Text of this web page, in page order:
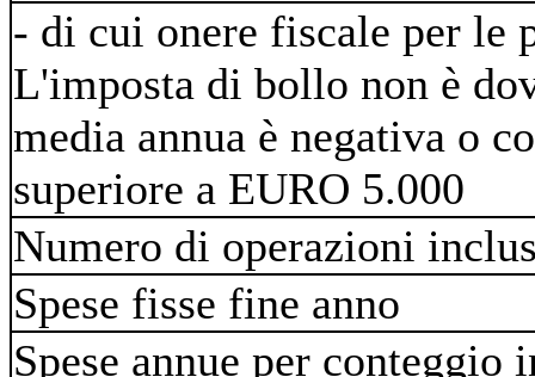
- di cui onere fiscale per le
L'imposta di bollo non è
media annua è negativa o
superiore a EURO 5.000
Numero di operazioni
Spese fisse fine anno
Spese annue per conteggio